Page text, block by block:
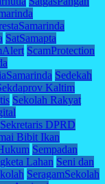
SatSamapta
ScamProtection
Sedekah
Kaltim
Sekolah Rakyat
Sekretaris DPRD
Bibit Ikan
Sempadan
Lahan Seni dan
SeragamSekolah